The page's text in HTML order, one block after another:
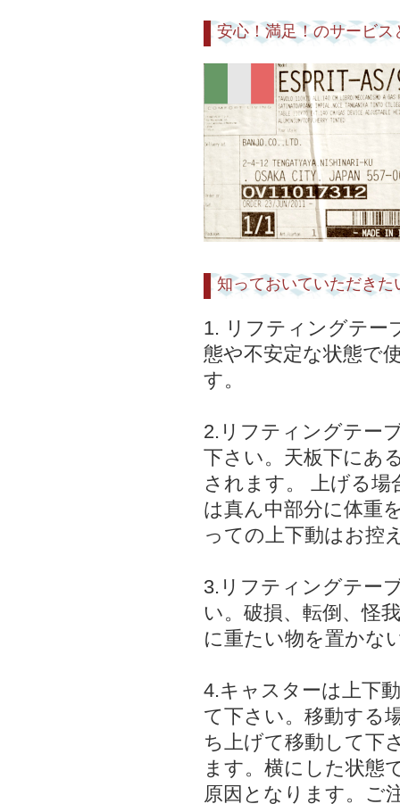
安心！満足！のサービ
知っておいていただきた
1. リフティングテー
態や不安定な状態で
す。
2.リフティングテー
下さい。天板下にあ
されます。 上げる場
は真ん中部分に体重
っての上下動はお控
3.リフティングテー
い。破損、転倒、怪
に重たい物を置かな
4.キャスターは上下
て下さい。移動する
ち上げて移動して下
ます。横にした状態
原因となります。ご